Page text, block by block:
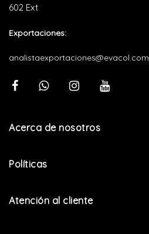
602 Ext
Exportaciones:
analistaexportaciones@evacol.com
Acerca de nosotros
Políticas
Atención al cliente